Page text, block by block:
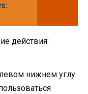
действия:
нижнем углу